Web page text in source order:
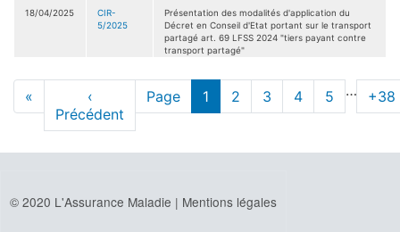
18/04/2025
CIR-
5/2025
Présentation des modalités d'application du
Décret en Conseil d'Etat portant sur le transport
partagé art. 69 LFSS 2024 "tiers payant contre
transport partagé"
Pagination
Première
page
«
Page
précédente
‹
Précédent
Page
page
actuelle
1 Page
2 Page
3 Page
4 Page
5 … +38
© 2020 L'Assurance Maladie | Mentions légales